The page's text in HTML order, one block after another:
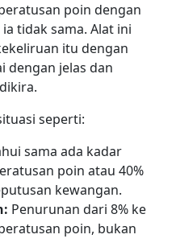
poin dengan
tidak sama. Alat ini
itu dengan
dengan jelas dan
seperti:
sama ada kadar
poin atau 40%
kewangan.
Penurunan dari 8% ke
poin, bukan